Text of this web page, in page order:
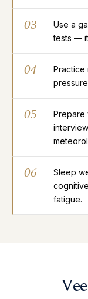
03
Use a
tests —
04
Practice
05
Prepare
06
Sleep
fatigue.